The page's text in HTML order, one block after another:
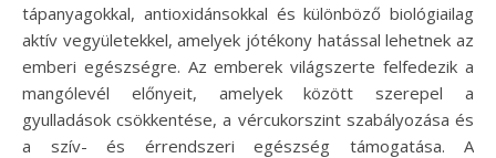
tápanyagokkal, antioxidánsokkal és különböző biológiailag
aktív vegyületekkel, amelyek jótékony hatással lehetnek az
emberi egészségre. Az emberek világszerte felfedezik a
mangólevél előnyeit, amelyek között szerepel a
gyulladások csökkentése, a vércukorszint szabályozása és
a szív- és érrendszeri egészség támogatása. A